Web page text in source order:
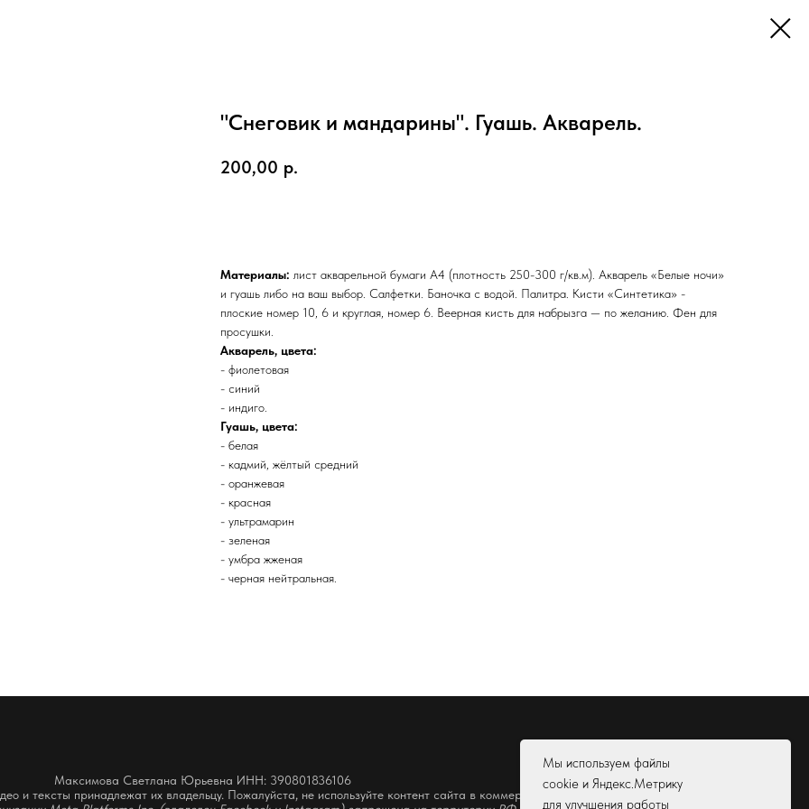
"Снеговик и мандарины". Гуашь. Акварель.
200,00 р.
Материалы: лист акварельной бумаги А4 (плотность 250-300 г/кв.м). Акварель «Белые ночи»
и гуашь либо на ваш выбор. Салфетки. Баночка с водой. Палитра. Кисти «Синтетика» -
плоские номер 10, 6 и круглая, номер 6. Веерная кисть для набрызга — по желанию. Фен для
просушки.
Акварель, цвета:
- фиолетовая
- синий
- индиго.
Гуашь, цвета:
- белая
- кадмий, жёлтый средний
- оранжевая
- красная
- ультрамарин
- зеленая
- умбра жженая
- черная нейтральная.
Мы используем файлы
cookie и Яндекс.Метрику
для улучшения работы
Максимова Светлана Юрьевна ИНН: 390801836106
и тексты принадлежат их владельцу. Пожалуйста, не используйте контент сайта в коммерческих целях.